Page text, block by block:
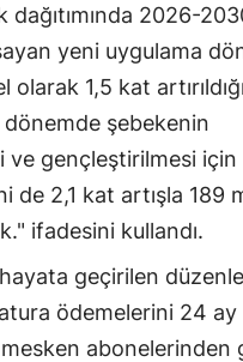
Kocaeli
Konya
dağıtımında 2026-
yeni uygulama
olarak 1,5 kat
şebekenin
ve gençleştirilmesi için
de 2,1 kat artışla 189
ifadesini kullandı.
geçirilen
ödemelerini 24
abonelerinden